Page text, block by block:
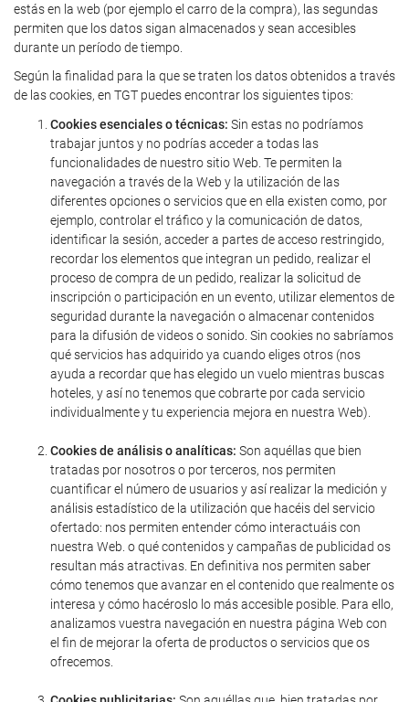
estás en la web (por ejemplo el carro de la compra), las segundas
permiten que los datos sigan almacenados y sean accesibles
durante un período de tiempo.
Según la finalidad para la que se traten los datos obtenidos a través
de las cookies, en TGT puedes encontrar los siguientes tipos:
Cookies esenciales o técnicas: Sin estas no podríamos
trabajar juntos y no podrías acceder a todas las
funcionalidades de nuestro sitio Web. Te permiten la
navegación a través de la Web y la utilización de las
diferentes opciones o servicios que en ella existen como, por
ejemplo, controlar el tráfico y la comunicación de datos,
identificar la sesión, acceder a partes de acceso restringido,
recordar los elementos que integran un pedido, realizar el
proceso de compra de un pedido, realizar la solicitud de
inscripción o participación en un evento, utilizar elementos de
seguridad durante la navegación o almacenar contenidos
para la difusión de videos o sonido. Sin cookies no sabríamos
qué servicios has adquirido ya cuando eliges otros (nos
ayuda a recordar que has elegido un vuelo mientras buscas
hoteles, y así no tenemos que cobrarte por cada servicio
individualmente y tu experiencia mejora en nuestra Web).
Cookies de análisis o analíticas: Son aquéllas que bien
tratadas por nosotros o por terceros, nos permiten
cuantificar el número de usuarios y así realizar la medición y
análisis estadístico de la utilización que hacéis del servicio
ofertado: nos permiten entender cómo interactuáis con
nuestra Web. o qué contenidos y campañas de publicidad os
resultan más atractivas. En definitiva nos permiten saber
cómo tenemos que avanzar en el contenido que realmente os
interesa y cómo hacéroslo lo más accesible posible. Para ello,
analizamos vuestra navegación en nuestra página Web con
el fin de mejorar la oferta de productos o servicios que os
ofrecemos.